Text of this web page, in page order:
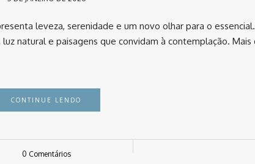
leveza, serenidade e um novo olhar para o
natural e paisagens que convidam à contemplação. Mais
CONTINUE LENDO
0 Comentários